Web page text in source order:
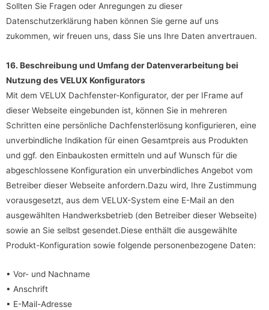
Sollten Sie Fragen oder Anregungen zu dieser
Datenschutzerklärung haben können Sie gerne auf uns
zukommen, wir freuen uns, dass Sie uns Ihre Daten anvertrauen.
16. Beschreibung und Umfang der Datenverarbeitung bei
Nutzung des VELUX Konfigurators
Mit dem VELUX Dachfenster-Konfigurator, der per IFrame auf
dieser Webseite eingebunden ist, können Sie in mehreren
Schritten eine persönliche Dachfensterlösung konfigurieren, eine
unverbindliche Indikation für einen Gesamtpreis aus Produkten
und ggf. den Einbaukosten ermitteln und auf Wunsch für die
abgeschlossene Konfiguration ein unverbindliches Angebot vom
Betreiber dieser Webseite anfordern.Dazu wird, Ihre Zustimmung
vorausgesetzt, aus dem VELUX-System eine E-Mail an den
ausgewählten Handwerksbetrieb (den Betreiber dieser Webseite)
sowie an Sie selbst gesendet.Diese enthält die ausgewählte
Produkt-Konfiguration sowie folgende personenbezogene Daten:
• Vor- und Nachname
• Anschrift
• E-Mail-Adresse